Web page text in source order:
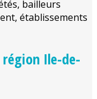
bailleurs
établissements
Ile-de-